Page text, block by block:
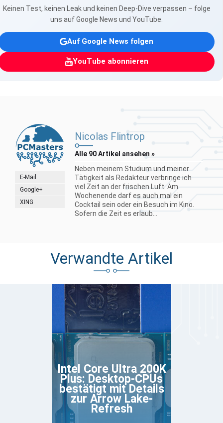
Keinen Test, keinen Leak und keinen Deep-Dive verpassen – folge
uns auf Google News und YouTube.
Auf Google News folgen
YouTube abonnieren
E-Mail
Google+
XING
Nicolas Flintrop
Alle 90 Artikel ansehen »
Neben meinem Studium und meiner
Tätigkeit als Redakteur verbringe ich
viel Zeit an der frischen Luft. Am
Wochenende darf es auch mal ein
Cocktail sein oder ein Besuch im Kino.
Sofern die Zeit es erlaub...
Verwandte Artikel
Intel Core Ultra 200K
Plus: Desktop-CPUs
bestätigt mit Details
zur Arrow Lake-
Refresh